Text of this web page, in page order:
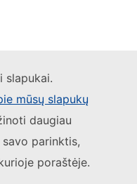
slapukai.
mūsų slapukų
daugiau
parinktis,
poraštėje.